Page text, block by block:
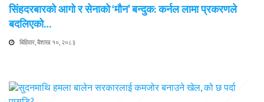
सिंहदरबारको आगो र सेनाको ‘मौन’ बन्दुक: कर्नल लामा प्रकरणले
बदलिएको…
बिहिवार, बैशाख १०, २०८३